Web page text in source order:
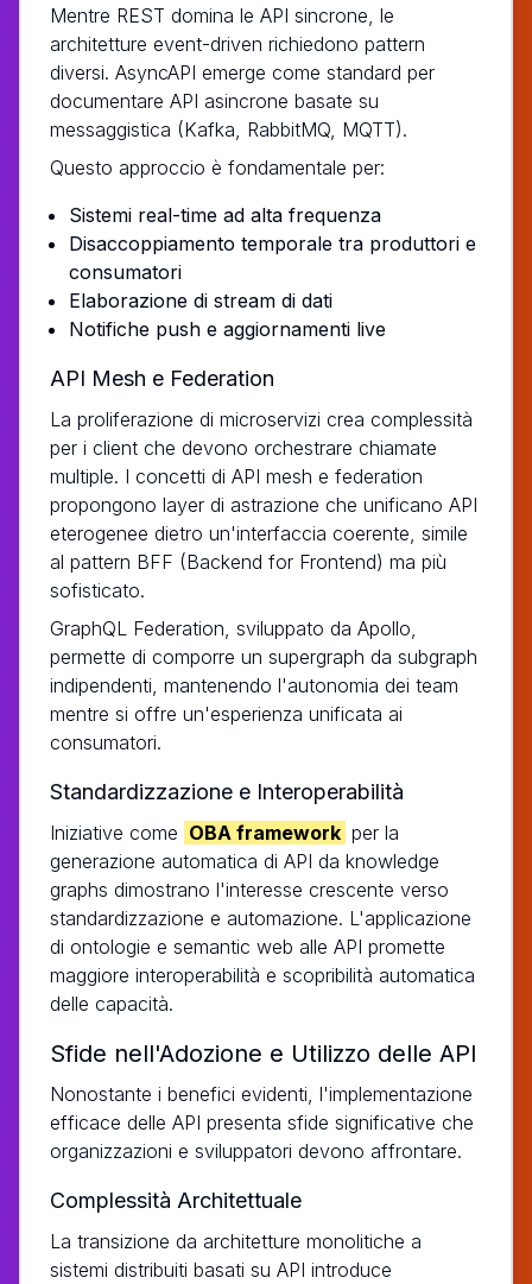
Mentre REST domina le API sincrone, le
architetture event-driven richiedono pattern
diversi. AsyncAPI emerge come standard per
documentare API asincrone basate su
messaggistica (Kafka, RabbitMQ, MQTT).
Questo approccio è fondamentale per:
Sistemi real-time ad alta frequenza
Disaccoppiamento temporale tra produttori e
consumatori
Elaborazione di stream di dati
Notifiche push e aggiornamenti live
API Mesh e Federation
La proliferazione di microservizi crea complessità
per i client che devono orchestrare chiamate
multiple. I concetti di API mesh e federation
propongono layer di astrazione che unificano API
eterogenee dietro un'interfaccia coerente, simile
al pattern BFF (Backend for Frontend) ma più
sofisticato.
GraphQL Federation, sviluppato da Apollo,
permette di comporre un supergraph da subgraph
indipendenti, mantenendo l'autonomia dei team
mentre si offre un'esperienza unificata ai
consumatori.
Standardizzazione e Interoperabilità
Iniziative come OBA framework per la
generazione automatica di API da knowledge
graphs dimostrano l'interesse crescente verso
standardizzazione e automazione. L'applicazione
di ontologie e semantic web alle API promette
maggiore interoperabilità e scopribilità automatica
delle capacità.
Sfide nell'Adozione e Utilizzo delle API
Nonostante i benefici evidenti, l'implementazione
efficace delle API presenta sfide significative che
organizzazioni e sviluppatori devono affrontare.
Complessità Architettuale
La transizione da architetture monolitiche a
sistemi distribuiti basati su API introduce